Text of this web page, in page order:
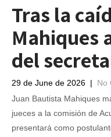
Tras la
Mahiques
del
29 de June de 2026 | No
Juan Bautista Mahiques
jueces a la comisión de
presentará como